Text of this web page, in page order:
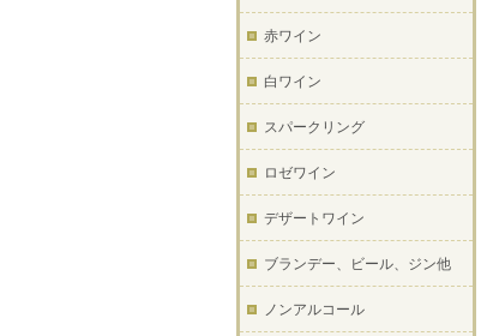
赤ワイン
白ワイン
スパークリング
ロゼワイン
デザートワイン
ブランデー、ビール、ジン他
ノンアルコール